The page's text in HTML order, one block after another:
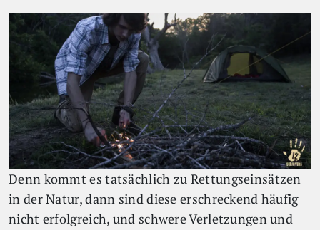
Denn kommt es tatsächlich zu Rettungseinsätzen
in der Natur, dann sind diese erschreckend häufig
nicht erfolgreich, und schwere Verletzungen und